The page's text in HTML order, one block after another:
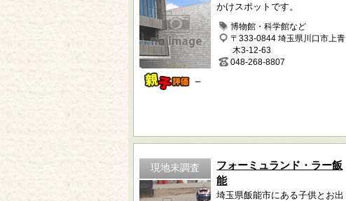
－
かけスポットです。
博物館・科学館など
〒333-0844 埼玉県川口市上青
木3-12-63
048-268-8807
現地未調査
フォーミュランド・ラー飯
能
埼玉県飯能市にある子供とお出